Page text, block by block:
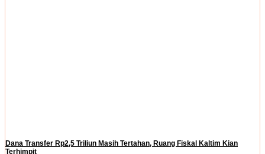
Dana Transfer Rp2,5 Triliun Masih Tertahan, Ruang Fiskal Kaltim Kian
Terhimpit